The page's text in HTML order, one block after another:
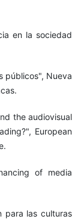
en la sociedad
públicos", Nueva
the audiovisual
European
of media
para las culturas